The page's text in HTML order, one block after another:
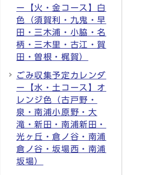
ー【火・金コース】白
色（須賀利・九鬼・早
田・三木浦・小脇・名
柄・三木里・古江・賀
田・曽根・梶賀）
ごみ収集予定カレンダ
ー【水・土コース】オ
レンジ色（古戸野・
泉・南浦小原野・大
滝・新田・南浦新田・
光ヶ丘・倉ノ谷・南浦
倉ノ谷・坂場西・南浦
坂場）